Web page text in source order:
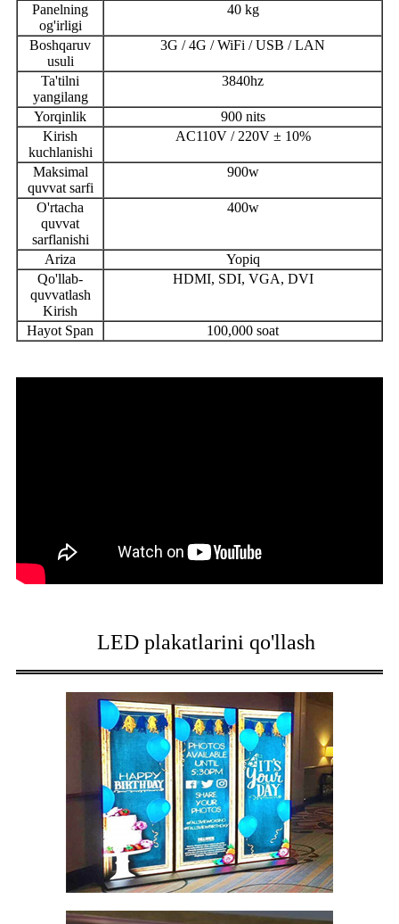
Panelning
og'irligi
40 kg
Boshqaruv
usuli
3G / 4G / WiFi / USB / LAN
Ta'tilni
yangilang
3840hz
Yorqinlik
900 nits
Kirish
kuchlanishi
AC110V / 220V ± 10%
Maksimal
quvvat sarfi
900w
O'rtacha
quvvat
sarflanishi
400w
Ariza
Yopiq
Qo'llab-
quvvatlash
Kirish
HDMI, SDI, VGA, DVI
Hayot Span 100,000 soat
LED plakatlarini qo'llash